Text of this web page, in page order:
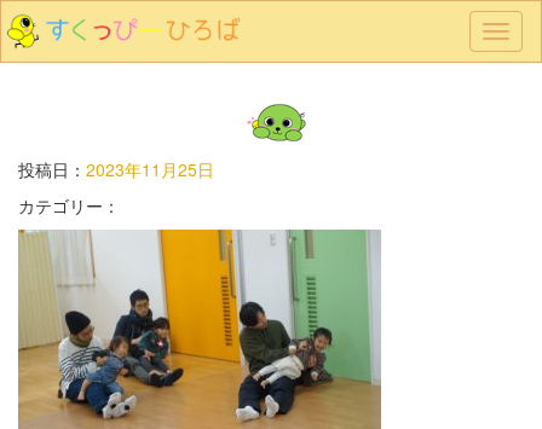
メ
ニ
投稿日： 2023年11月25日
カテゴリー：